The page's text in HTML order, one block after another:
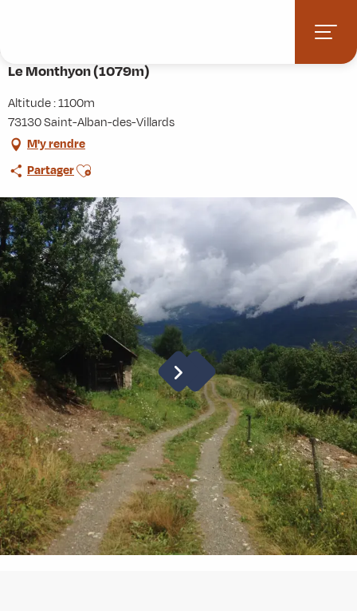
principal
Le Monthyon (1079m)
Altitude : 1100m
73130 Saint-Alban-des-Villards
M'y rendre
PartagerAjouter aux favoris